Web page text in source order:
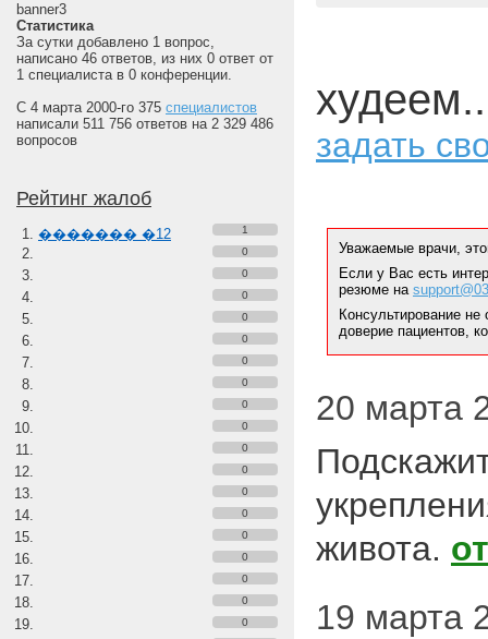
banner3
Статистика
За сутки добавлено 1 вопрос,
написано 46 ответов, из них 0 ответ от
1 специалиста в 0 конференции.
С 4 марта 2000-го 375 специалистов
написали 511 756 ответов на 2 329 486
вопросов
Рейтинг жалоб
������� �12
1
0
0
0
0
0
0
0
0
0
0
0
0
0
0
0
0
0
0
задать
Уважаемые врачи,
Если у Вас есть
резюме на
Консультирование
доверие пациентов,
20 марта
живота.
19 марта